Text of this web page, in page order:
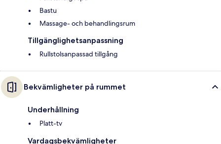
Bastu
Massage- och behandlingsrum
Tillgänglighetsanpassning
Rullstolsanpassad tillgång
Bekvämligheter på rummet
Underhållning
Platt-tv
Vardagsbekvämligheter